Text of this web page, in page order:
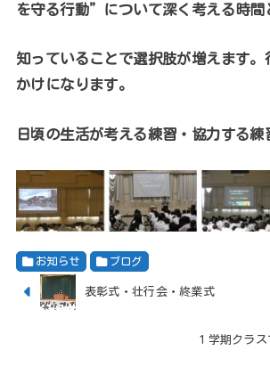
を守る行動”について深く考える時間
知っていることで選択肢が増えます。
かけになります。
日頃の生活が考える練習・協力する練
お知らせ ブログ
表彰式・壮行会・終業式
１学期クラス